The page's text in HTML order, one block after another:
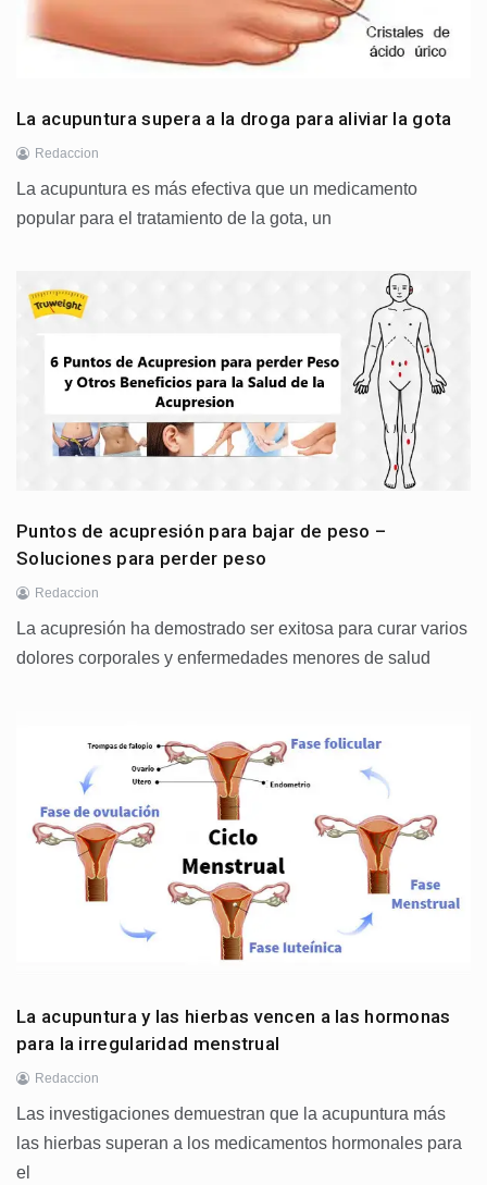
La acupuntura supera a la droga para aliviar la gota
Redaccion
La acupuntura es más efectiva que un medicamento
popular para el tratamiento de la gota, un
Puntos de acupresión para bajar de peso –
Soluciones para perder peso
Redaccion
La acupresión ha demostrado ser exitosa para curar varios
dolores corporales y enfermedades menores de salud
La acupuntura y las hierbas vencen a las hormonas
para la irregularidad menstrual
Redaccion
Las investigaciones demuestran que la acupuntura más
las hierbas superan a los medicamentos hormonales para
el